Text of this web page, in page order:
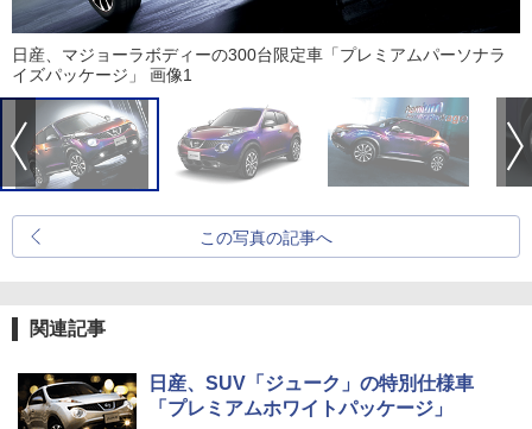
日産、マジョーラボディーの300台限定車「プレミアムパーソナラ
イズパッケージ」 画像1
この写真の記事へ
関連記事
日産、SUV「ジューク」の特別仕様車
「プレミアムホワイトパッケージ」